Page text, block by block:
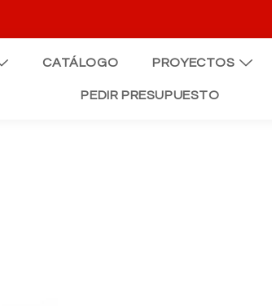
CATÁLOGO PROYECTOS
PEDIR PRESUPUESTO